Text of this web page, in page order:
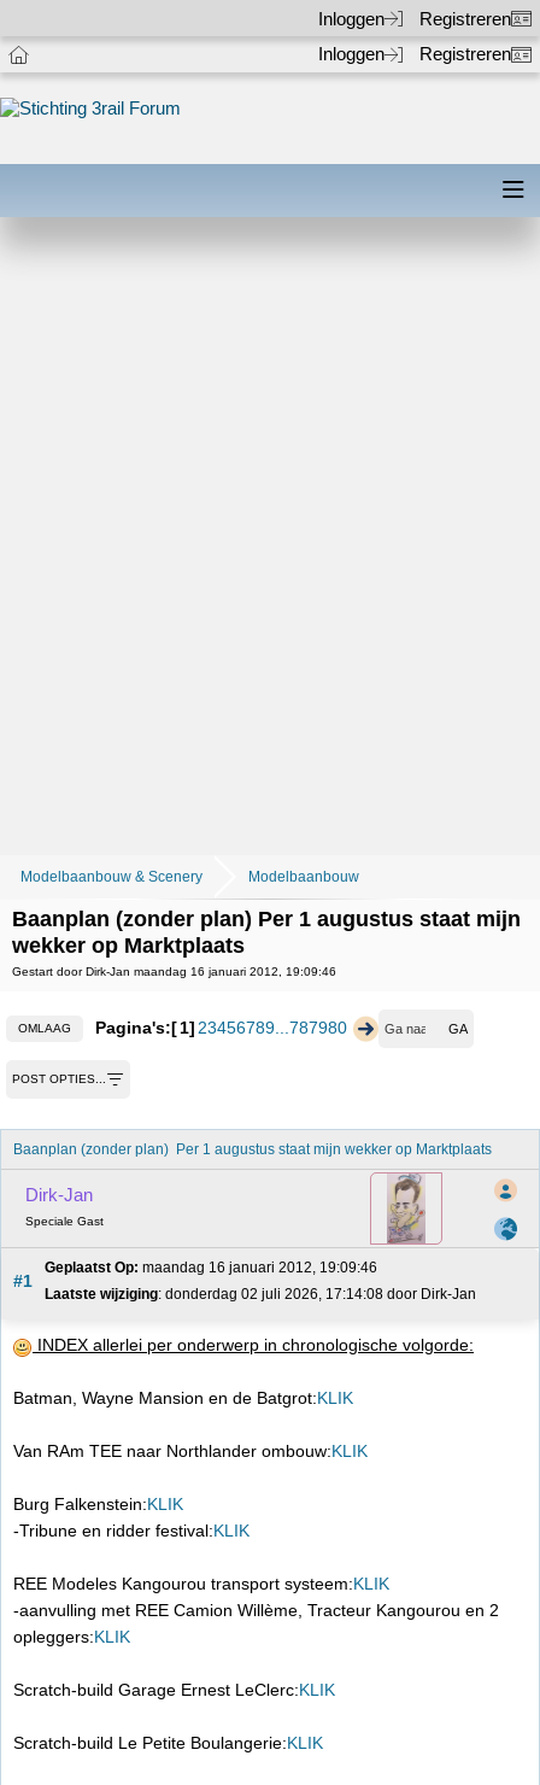
Inloggen
Registreren
Inloggen
Registreren
Modelbaanbouw & Scenery Modelbaanbouw
Baanplan (zonder plan) Per 1 augustus staat mijn
wekker op Marktplaats
Gestart door Dirk-Jan maandag 16 januari 2012, 19:09:46
OMLAAG Pagina's: 1 23456789...787980
POST OPTIES...
Baanplan (zonder plan)  Per 1 augustus staat mijn wekker op Marktplaats
Dirk-Jan
Speciale Gast
#1
Geplaatst Op: maandag 16 januari 2012, 19:09:46
Laatste wijziging: donderdag 02 juli 2026, 17:14:08 door Dirk-Jan
INDEX allerlei per onderwerp in chronologische volgorde:
Batman, Wayne Mansion en de Batgrot:KLIK
Van RAm TEE naar Northlander ombouw:KLIK
Burg Falkenstein:KLIK
-Tribune en ridder festival:KLIK
REE Modeles Kangourou transport systeem:KLIK
-aanvulling met REE Camion Willème, Tracteur Kangourou en 2
opleggers:KLIK
Scratch-build Garage Ernest LeClerc:KLIK
Scratch-build Le Petite Boulangerie:KLIK